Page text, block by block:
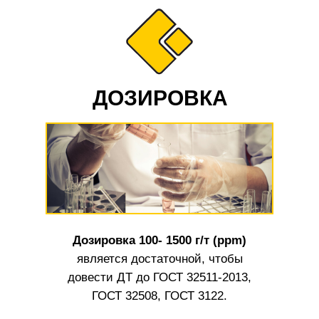
Дозировка 100- 1500 г/т (ppm)
является достаточной, чтобы
довести ДТ до ГОСТ 32511-2013,
ГОСТ 32508, ГОСТ 3122.
ДОЗИРОВКА